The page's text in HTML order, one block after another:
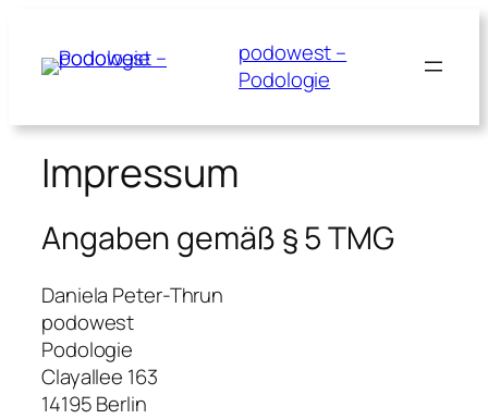
springen
podowest –
Podologie
Impressum
Angaben gemäß § 5 TMG
Daniela Peter-Thrun
podowest
Podologie
Clayallee 163
14195 Berlin